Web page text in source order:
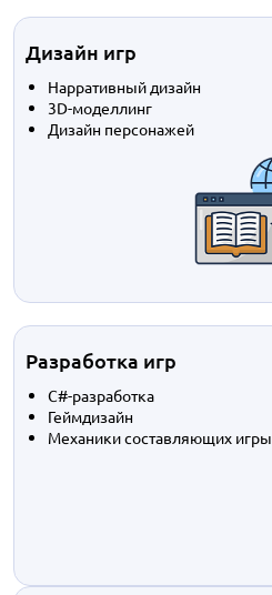
Дизайн игр
Нарративный дизайн
3D-моделлинг
Дизайн персонажей
Разработка игр
C#-разработка
Геймдизайн
Механики составляющих игры